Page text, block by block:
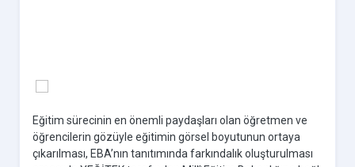
Eğitim sürecinin en önemli paydaşları olan öğretmen ve
öğrencilerin gözüyle eğitimin görsel boyutunun ortaya
çıkarılması, EBA’nın tanıtımında farkındalık oluşturulması